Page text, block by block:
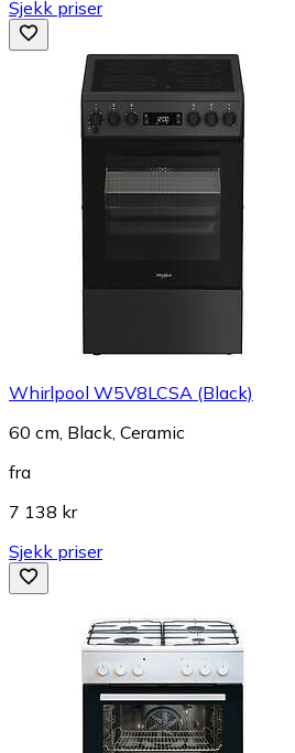
Sjekk priser
Whirlpool W5V8LCSA (Black)
60 cm, Black, Ceramic
fra
7 138 kr
Sjekk priser